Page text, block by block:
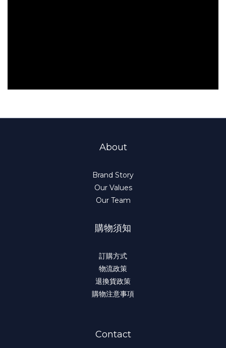
About
Brand Story
Our Values
Our Team
購物須知
訂購方式
物流政策
退換貨政策
購物注意事項
Contact